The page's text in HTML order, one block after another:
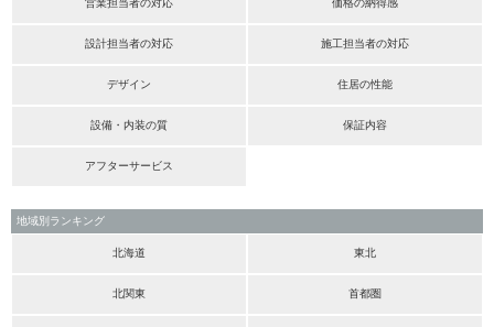
営業担当者の対応 価格の納得感
設計担当者の対応 施工担当者の対応
デザイン 住居の性能
設備・内装の質 保証内容
アフターサービス
地域別ランキング
北海道 東北
北関東 首都圏